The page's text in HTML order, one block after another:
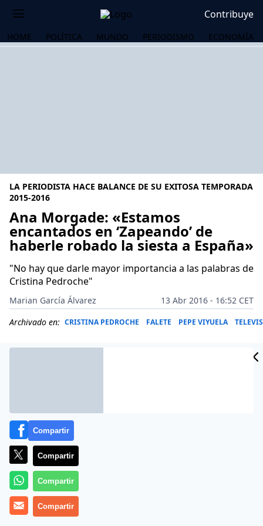
Contribuye
HOME POLÍTICA MUNDO PERIODISMO ECONOMÍA
LA PERIODISTA HACE BALANCE DE SU EXITOSA TEMPORADA
2015-2016
Ana Morgade: «Estamos
encantados en ‘Zapeando’ de
haberle robado la siesta a España»
"No hay que darle mayor importancia a las palabras de
Cristina Pedroche"
Marian García Álvarez
13 Abr 2016 - 16:52 CET
Archivado en: CRISTINA PEDROCHE FALETE PEPE VIYUELA
Presume de tener dos carreras y no necesitar su físico
Compartir
Compartir
Compartir
Compartir